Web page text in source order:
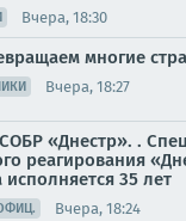
Вчера, 18:30
многие
Вчера, 18:27
«Днестр». .
реагирования
исполняется 35 лет
Вчера, 18:24